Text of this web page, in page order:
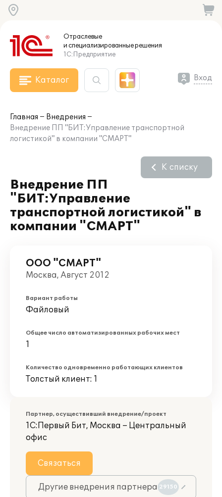
Отраслевые
и специализированныерешения
1С:Предприятие
Каталог Вход
Главная
Внедрения
Внедрение ПП "БИТ:Управление транспортной
логистикой" в компании "СМАРТ"
Внедрение ПП
"БИТ:Управление
транспортной логистикой" в
компании "СМАРТ"
К списку
ООО "СМАРТ"
Москва, Август 2012
Вариант работы
Файловый
Общее число автоматизированных рабочих мест
1
Количество одновременно работающих клиентов
Толстый клиент: 1
Партнер, осуществивший внедрение/проект
1С:Первый Бит, Москва – Центральный
офис
Связаться
Другие внедрения партнера 29150